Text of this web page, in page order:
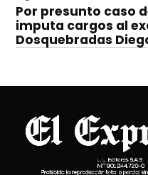
Por presunto caso
imputa cargos al
Dosquebradas